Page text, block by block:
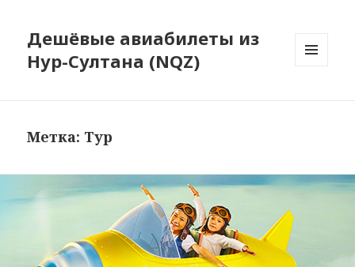
Дешёвые авиабилеты из
Нур-Султана (NQZ)
Метка: Тур